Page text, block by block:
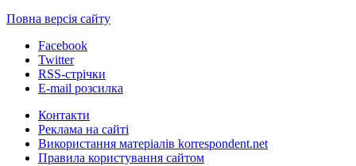
Повна версія сайту
Facebook
Twitter
RSS-стрічки
E-mail розсилка
Контакти
Реклама на сайті
Використання матеріалів korrespondent.net
Правила користування сайтом